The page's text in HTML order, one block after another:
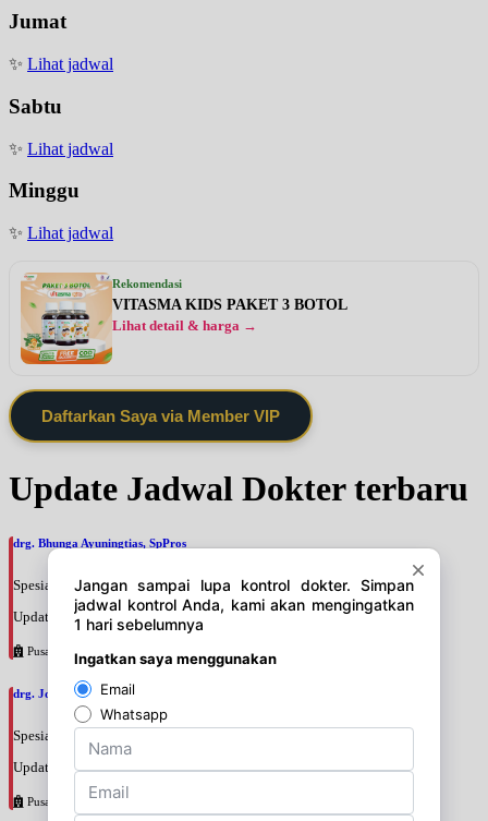
Jumat
✨ Lihat jadwal
Sabtu
✨ Lihat jadwal
Minggu
✨ Lihat jadwal
Rekomendasi
VITASMA KIDS PAKET 3 BOTOL
Lihat detail & harga →
Daftarkan Saya via Member VIP
Update Jadwal Dokter terbaru
drg. Bhunga Ayuningtias, SpPros
Spesialis: Gigi
Update terakhir: 2026-08-07 11:28:10
Pusat Pertamina
drg. Joko Prihantono, SpPros
Spesialis: Gigi
Update terakhir: 2026-08-07 11:26:00
Pusat Pertamina